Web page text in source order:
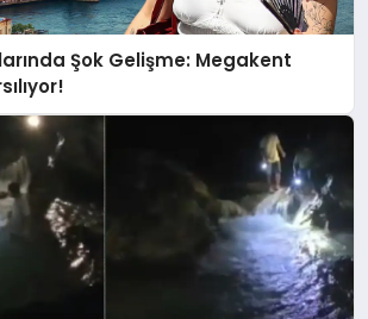
Şok Gelişme: Megakent